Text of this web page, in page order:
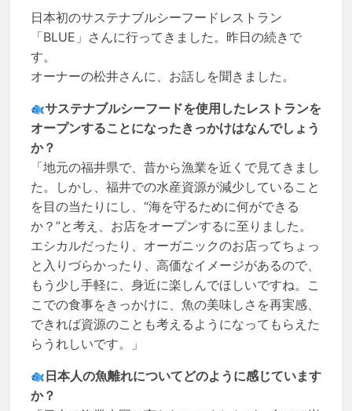
日本初のサステナブルシーフードレストラン
「BLUE」さんに行ってきました。昨日の続きで
す。
オーナーの松井さんに、お話しを聞きました。
サステナブルシーフードを使用したレストランを
オープンすることになったきっかけはなんでしょう
か？
「地元の福井県で、昔から漁業を近くで見てきまし
た。しかし、福井での水産資源が減少していること
を目の当たりにし、“海を守るために何ができる
か？”と考え、お店をオープンするに至りました。
エシカルだったり、オーガニックのお店ってちょっ
と入りづらかったり、高価なイメージがあるので、
もう少し手軽に、身近に楽しんでほしいですね。こ
こでの食事をきっかけに、魚の美味しさを再実感、
できれば資源のことも考えるようになってもらえた
らうれしいです。」
日本人の魚離れについてどのように感じています
か？